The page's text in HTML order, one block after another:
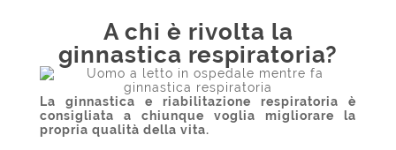
A chi è rivolta la
ginnastica respiratoria?
La ginnastica e riabilitazione respiratoria è
consigliata a chiunque voglia migliorare la
propria qualità della vita.